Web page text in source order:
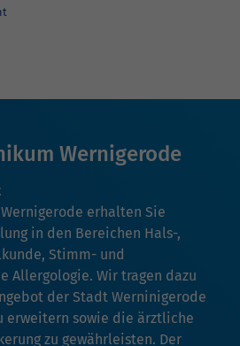
Wernigerode
erhalten Sie
in den Bereichen Hals-,
Stimm- und
Allergologie. Wir tragen dazu
der Stadt Werninigerode
erweitern sowie die ärztliche
zu gewährleisten. Der